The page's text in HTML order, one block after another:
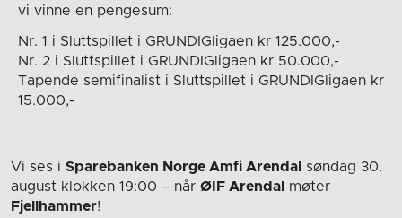
vi vinne en pengesum:
Nr. 1 i Sluttspillet i GRUNDIGligaen kr 125.000,-
Nr. 2 i Sluttspillet i GRUNDIGligaen kr 50.000,-
Tapende semifinalist i Sluttspillet i GRUNDIGligaen kr
15.000,-
Vi ses i Sparebanken Norge Amfi Arendal
søndag 30.
august klokken 19:00 – når ØIF Arendal
møter
Fjellhammer!